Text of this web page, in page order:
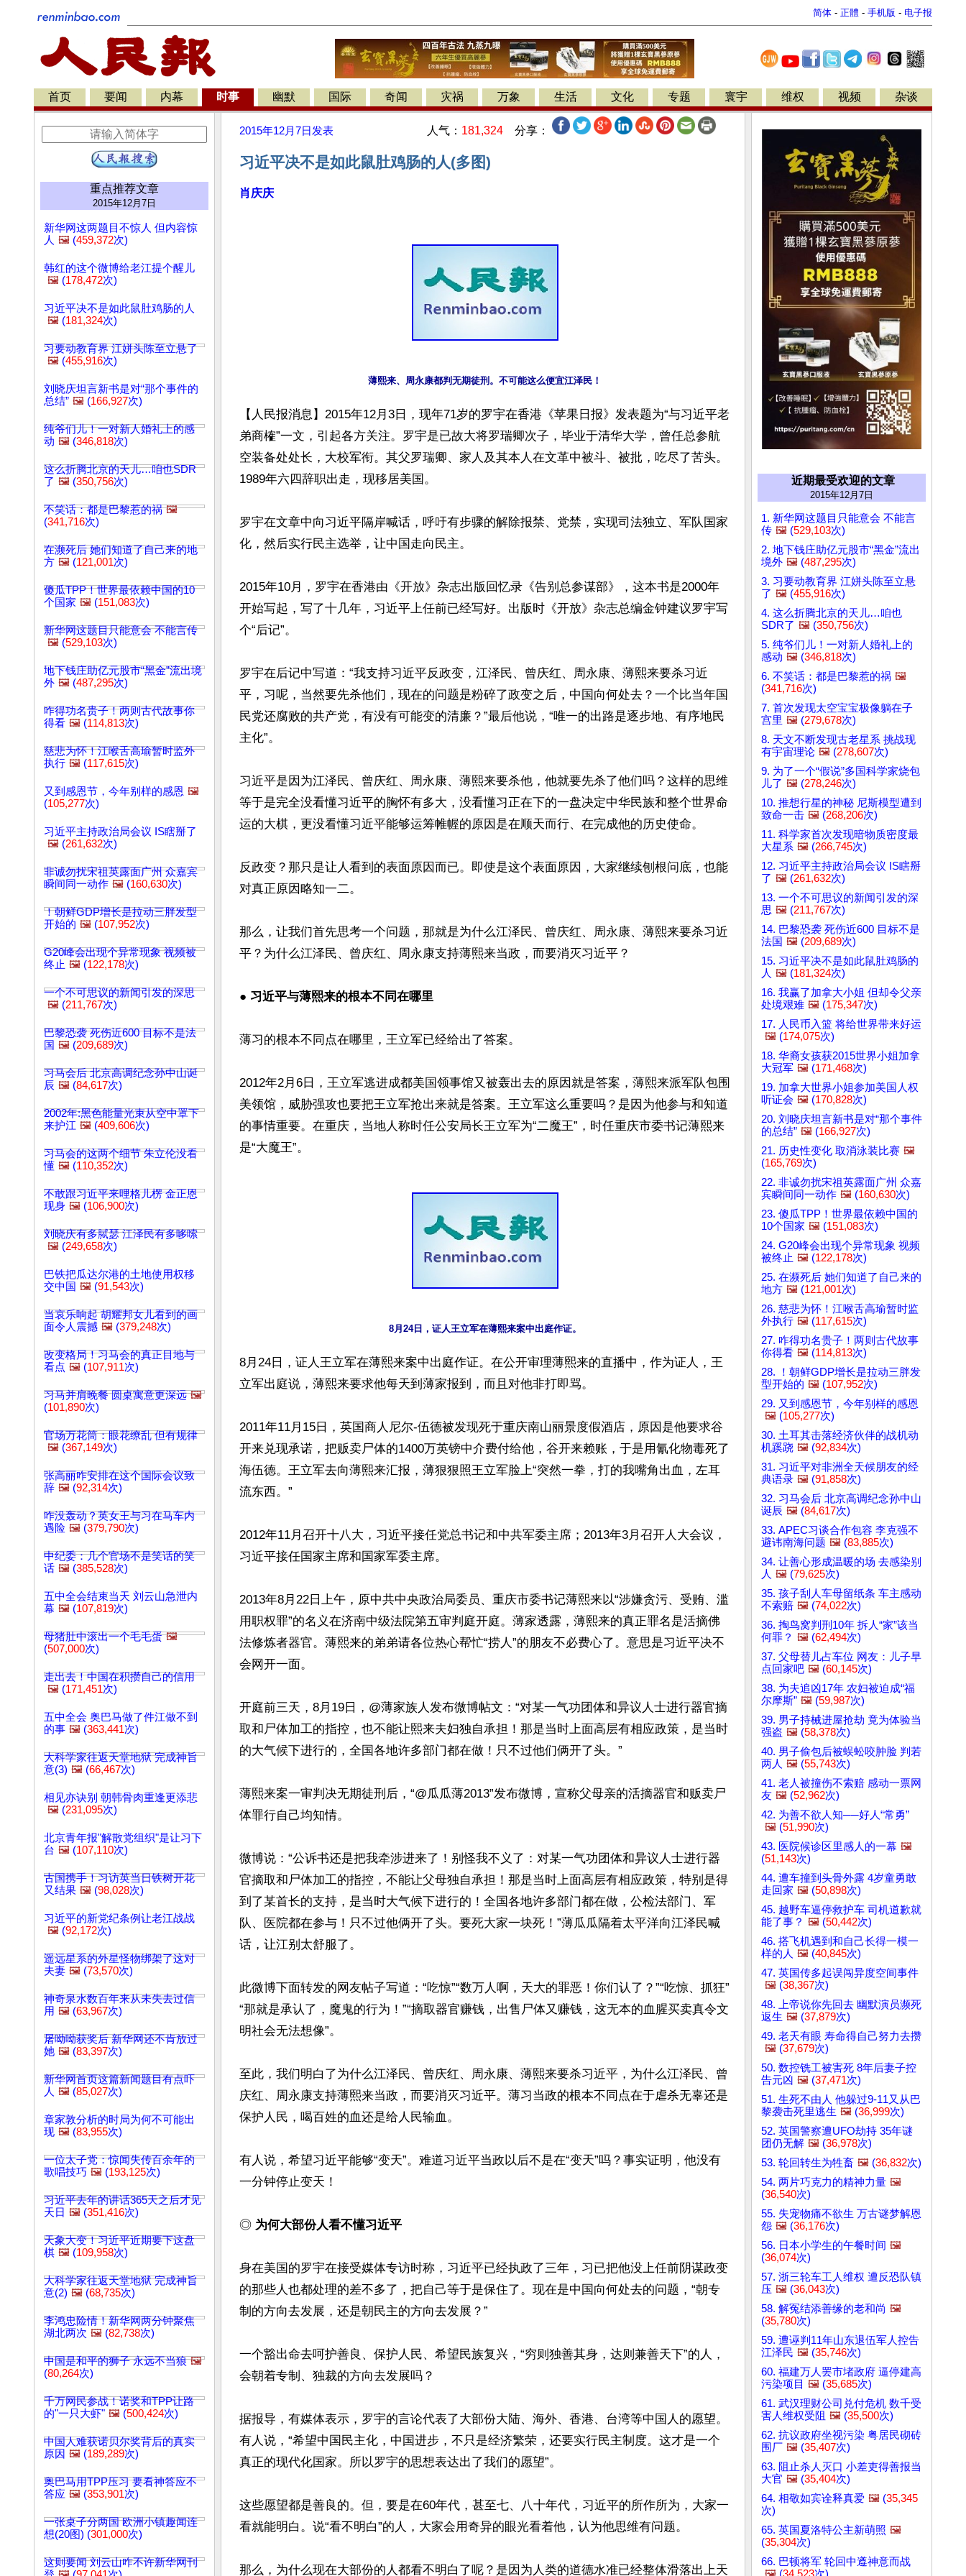
简体 - 正體 - 手机版 - 电子报
首页 要闻 内幕 时事 幽默 国际 奇闻 灾祸 万象 生活 文化 专题 寰宇 维权 视频 杂谈
重点推荐文章
2015年12月7日
新华网这两题目不惊人 但内容惊
人 🖼️ (459,372次)
韩红的这个微博给老江提个醒儿
🖼️ (178,472次)
习近平决不是如此鼠肚鸡肠的人
🖼️ (181,324次)
习要动教育界 江姘头陈至立悬了
🖼️ (455,916次)
刘晓庆坦言新书是对“那个事件的
总结” 🖼️ (166,927次)
纯爷们儿！一对新人婚礼上的感
动 🖼️ (346,818次)
这么折腾北京的天儿…咱也SDR
了 🖼️ (350,756次)
不笑话：都是巴黎惹的祸 🖼️
(341,716次)
在濒死后 她们知道了自己来的地
方 🖼️ (121,001次)
傻瓜TPP！世界最依赖中国的10
个国家 🖼️ (151,083次)
新华网这题目只能意会 不能言传
🖼️ (529,103次)
地下钱庄助亿元股市“黑金”流出境
外 🖼️ (487,295次)
咋得功名贵子！两则古代故事你
得看 🖼️ (114,813次)
慈悲为怀！江喉舌高瑜暂时监外
执行 🖼️ (117,615次)
又到感恩节，今年别样的感恩 🖼️
(105,277次)
习近平主持政治局会议 IS瞎掰了
🖼️ (261,632次)
非诚勿扰宋祖英露面广州 众嘉宾
瞬间同一动作 🖼️ (160,630次)
！朝鲜GDP增长是拉动三胖发型
开始的 🖼️ (107,952次)
G20峰会出现个异常现象 视频被
终止 🖼️ (122,178次)
一个不可思议的新闻引发的深思
🖼️ (211,767次)
巴黎恐袭 死伤近600 目标不是法
国 🖼️ (209,689次)
习马会后 北京高调纪念孙中山诞
辰 🖼️ (84,617次)
2002年:黑色能量光束从空中罩下
来护江 🖼️ (409,606次)
习马会的这两个细节 朱立伦没看
懂 🖼️ (110,352次)
不敢跟习近平来哩格儿楞 金正恩
现身 🖼️ (106,900次)
刘晓庆有多脦瑟 江泽民有多哆嗦
🖼️ (249,658次)
巴铁把瓜达尔港的土地使用权移
交中国 🖼️ (91,543次)
当哀乐响起 胡耀邦女儿看到的画
面令人震撼 🖼️ (379,248次)
改变格局！习马会的真正目地与
看点 🖼️ (107,911次)
习马并肩晚餐 圆桌寓意更深远 🖼️
(101,890次)
官场万花筒：眼花缭乱 但有规律
🖼️ (367,149次)
张高丽咋安排在这个国际会议致
辞 🖼️ (92,314次)
咋没轰动？英女王与习在马车内
遇险 🖼️ (379,790次)
中纪委：几个官场不是笑话的笑
话 🖼️ (385,528次)
五中全会结束当天 刘云山急泄内
幕 🖼️ (107,819次)
母猪肚中滚出一个毛毛蛋 🖼️
(507,000次)
走出去！中国在积攒自己的信用
🖼️ (171,451次)
五中全会 奥巴马做了件江做不到
的事 🖼️ (363,441次)
大科学家往返天堂地狱 完成神旨
意(3) 🖼️ (66,467次)
相见亦诀别 朝韩骨肉重逢更添悲
🖼️ (231,095次)
北京青年报"解散党组织"是让习下
台 🖼️ (107,110次)
古国携手！习访英当日铁树开花
又结果 🖼️ (98,028次)
习近平的新党纪条例让老江战战
🖼️ (92,172次)
遥远星系的外星怪物绑架了这对
夫妻 🖼️ (73,570次)
神奇泉水数百年来从未失去过信
用 🖼️ (63,967次)
屠呦呦获奖后 新华网还不肯放过
她 🖼️ (83,397次)
新华网首页这篇新闻题目有点吓
人 🖼️ (85,027次)
章家敦分析的时局为何不可能出
现 🖼️ (83,955次)
一位太子党：惊闻失传百余年的
歌唱技巧 🖼️ (193,125次)
习近平去年的讲话365天之后才见
天日 🖼️ (351,416次)
天象大变！习近平近期要下这盘
棋 🖼️ (109,958次)
大科学家往返天堂地狱 完成神旨
意(2) 🖼️ (68,735次)
李鸿忠险情！新华网两分钟聚焦
湖北两次 🖼️ (82,738次)
中国是和平的狮子 永远不当狼 🖼️
(80,264次)
千万网民参战！诺奖和TPP让路
的"一只大虾" 🖼️ (500,424次)
中国人难获诺贝尔奖背后的真实
原因 🖼️ (189,289次)
奥巴马用TPP压习 要看神答应不
答应 🖼️ (353,901次)
一张桌子分两国 欧洲小镇趣闻连
想(20图) (301,000次)
这则要闻 刘云山咋不许新华网刊
2015年12月7日 发表 人气： 181,324 分享：
习近平决不是如此鼠肚鸡肠的人(多图)
肖庆庆
薄熙来、周永康都判无期徒刑。不可能这么便宜江泽民！
【人民报消息】2015年12月3日，现年71岁的罗宇在香港《苹果日报》发表题为“与习近平老
弟商榷”一文，引起各方关注。罗宇是已故大将罗瑞卿次子，毕业于清华大学，曾任总参航
空装备处处长，大校军衔。其父罗瑞卿、家人及其本人在文革中被斗、被批，吃尽了苦头。
1989年六四辞职出走，现移居美国。
罗宇在文章中向习近平隔岸喊话，呼吁有步骤的解除报禁、党禁，实现司法独立、军队国家
化，然后实行民主选举，让中国走向民主。
2015年10月，罗宇在香港由《开放》杂志出版回忆录《告别总参谋部》，这本书是2000年
开始写起，写了十几年，习近平上任前已经写好。出版时《开放》杂志总编金钟建议罗宇写
个“后记”。
罗宇在后记中写道：“我支持习近平反政变，江泽民、曾庆红、周永康、薄熙来要杀习近
平，习呢，当然要先杀他们，现在的问题是粉碎了政变之后，中国向何处去？一个比当年国
民党还腐败的共产党，有没有可能变的清廉？”最后他说，“唯一的出路是逐步地、有序地民
主化”。
习近平是因为江泽民、曾庆红、周永康、薄熙来要杀他，他就要先杀了他们吗？这样的思维
等于是完全没看懂习近平的胸怀有多大，没看懂习正在下的一盘决定中华民族和整个世界命
运的大棋，更没看懂习近平能够运筹帷幄的原因是在顺天而行、在完成他的历史使命。
反政变？那只是让人看到的表面原因而已。即使是这个表面原因，大家继续刨根问底，也能
对真正原因略知一二。
那么，让我们首先思考一个问题，那就是为什么江泽民、曾庆红、周永康、薄熙来要杀习近
平？为什么江泽民、曾庆红、周永康支持薄熙来当政，而要消灭习近平？
● 习近平与薄熙来的根本不同在哪里
薄习的根本不同点在哪里，王立军已经给出了答案。
2012年2月6日，王立军逃进成都美国领事馆又被轰出去的原因就是答案，薄熙来派军队包围
美领馆，威胁强攻也要把王立军抢出来就是答案。王立军这么重要吗？是因为他参与和知道
的事情重要。在重庆，当地人称时任公安局长王立军为“二魔王”，时任重庆市委书记薄熙来
8月24日，证人王立军在薄熙来案中出庭作证。
8月24日，证人王立军在薄熙来案中出庭作证。在公开审理薄熙来的直播中，作为证人，王
立军出庭说，薄熙来要求他每天到薄家报到，而且对他非打即骂。
2011年11月15日，英国商人尼尔-伍德被发现死于重庆南山丽景度假酒店，原因是他要求谷
开来兑现承诺，把贩卖尸体的1400万英镑中介费付给他，谷开来赖账，于是用氰化物毒死了
海伍德。王立军去向薄熙来汇报，薄狠狠照王立军脸上“突然一拳，打的我嘴角出血，左耳
流东西。”
2012年11月召开十八大，习近平接任党总书记和中共军委主席；2013年3月召开人大会议，
习近平接任国家主席和国家军委主席。
2013年8月22日上午，原中共中央政治局委员、重庆市委书记薄熙来以“涉嫌贪污、受贿、滥
用职权罪”的名义在济南中级法院第五审判庭开庭。薄家透露，薄熙来的真正罪名是活摘佛
法修炼者器官。薄熙来的弟弟请各位热心帮忙“捞人”的朋友不必费心了。意思是习近平决不
会网开一面。
开庭前三天，8月19日，@薄家族人发布微博帖文：“对某一气功团体和异议人士进行器官摘
取和尸体加工的指控，也不能让熙来夫妇独自承担！那是当时上面高层有相应政策，是当时
的大气候下进行的，全国各地许多部门都在做！只不过他们俩开了头。”
薄熙来案一审判决无期徒刑后，“@瓜瓜薄2013”发布微博，宣称父母亲的活摘器官和贩卖尸
体罪行自己均知情。
微博说：“公诉书还是把我牵涉进来了！别怪我不义了：对某一气功团体和异议人士进行器
官摘取和尸体加工的指控，不能让父母独自承担！那是当时上面高层有相应政策，特别是得
到了某首长的支持，是当时大气候下进行的！全国各地许多部门都在做，公检法部门、军
队、医院都在参与！只不过他俩开了头。要死大家一块死！”薄瓜瓜隔着太平洋向江泽民喊
话，让江别太舒服了。
此微博下面转发的网友帖子写道：“吃惊”“数万人啊，天大的罪恶！你们认了？”“吃惊、抓狂”
“那就是承认了，魔鬼的行为！”“摘取器官赚钱，出售尸体又赚钱，这无本的血腥买卖真令文
明社会无法想像”。
至此，我们明白了为什么江泽民、曾庆红、周永康、薄熙来要杀习近平，为什么江泽民、曾
庆红、周永康支持薄熙来当政，而要消灭习近平。薄习当政的根本不同点在于虐杀无辜还是
保护人民，喝百姓的血还是给人民输血。
有人说，希望习近平能够“变天”。难道习近平当政以后不是在“变天”吗？事实证明，他没有
一分钟停止变天！
◎ 为何大部份人看不懂习近平
身在美国的罗宇在接受媒体专访时称，习近平已经执政了三年，习已把他没上任前阴谋政变
的那些人也都处理的差不多了，把自己等于是保住了。现在是中国向何处去的问题，“朝专
制的方向去发展，还是朝民主的方向去发展？”
一个豁出命去呵护善良、保护人民、希望民族复兴，“穷则独善其身，达则兼善天下”的人，
会朝着专制、独裁的方向去发展吗？
据报导，有媒体表示，罗宇的言论代表了大部份大陆、海外、香港、台湾等中国人的愿望。
有人说，“希望中国民主化，中国进步，不只是经济繁荣，还要实行民主制度。这才是一个
真正的现代化国家。所以罗宇的思想表达出了我们的愿望”。
这些愿望都是善良的。但，要是在60年代，甚至七、八十年代，习近平的所作所为，大家一
看就能明白。说“看不明白”的人，大家会用奇异的眼光看着他，认为他思维有问题。
那么，为什么现在大部份的人都看不明白了呢？是因为人类的道德水准已经整体滑落出上天
近期最受欢迎的文章
2015年12月7日
1. 新华网这题目只能意会 不能言
传 🖼️ (529,103次)
2. 地下钱庄助亿元股市“黑金”流出
境外 🖼️ (487,295次)
3. 习要动教育界 江姘头陈至立悬
了 🖼️ (455,916次)
4. 这么折腾北京的天儿…咱也
SDR了 🖼️ (350,756次)
5. 纯爷们儿！一对新人婚礼上的
感动 🖼️ (346,818次)
6. 不笑话：都是巴黎惹的祸 🖼️
(341,716次)
7. 首次发现太空宝宝极像躺在子
宫里 🖼️ (279,678次)
8. 天文不断发现古老星系 挑战现
有宇宙理论 🖼️ (278,607次)
9. 为了一个“假说”多国科学家烧包
儿了 🖼️ (278,246次)
10. 推想行星的神秘 尼斯模型遭到
致命一击 🖼️ (268,206次)
11. 科学家首次发现暗物质密度最
大星系 🖼️ (266,745次)
12. 习近平主持政治局会议 IS瞎掰
了 🖼️ (261,632次)
13. 一个不可思议的新闻引发的深
思 🖼️ (211,767次)
14. 巴黎恐袭 死伤近600 目标不是
法国 🖼️ (209,689次)
15. 习近平决不是如此鼠肚鸡肠的
人 🖼️ (181,324次)
16. 我赢了加拿大小姐 但却令父亲
处境艰难 🖼️ (175,347次)
17. 人民币入篮 将给世界带来好运
🖼️ (174,075次)
18. 华裔女孩获2015世界小姐加拿
大冠军 🖼️ (171,468次)
19. 加拿大世界小姐参加美国人权
听证会 🖼️ (170,828次)
20. 刘晓庆坦言新书是对“那个事件
的总结” 🖼️ (166,927次)
21. 历史性变化 取消泳装比赛 🖼️
(165,769次)
22. 非诚勿扰宋祖英露面广州 众嘉
宾瞬间同一动作 🖼️ (160,630次)
23. 傻瓜TPP！世界最依赖中国的
10个国家 🖼️ (151,083次)
24. G20峰会出现个异常现象 视频
被终止 🖼️ (122,178次)
25. 在濒死后 她们知道了自己来的
地方 🖼️ (121,001次)
26. 慈悲为怀！江喉舌高瑜暂时监
外执行 🖼️ (117,615次)
27. 咋得功名贵子！两则古代故事
你得看 🖼️ (114,813次)
28. ！朝鲜GDP增长是拉动三胖发
型开始的 🖼️ (107,952次)
29. 又到感恩节，今年别样的感恩
🖼️ (105,277次)
30. 土耳其击落经济伙伴的战机动
机蹊跷 🖼️ (92,834次)
31. 习近平对非洲全天候朋友的经
典语录 🖼️ (91,858次)
32. 习马会后 北京高调纪念孙中山
诞辰 🖼️ (84,617次)
33. APEC习谈合作包容 李克强不
避讳南海问题 🖼️ (83,885次)
34. 让善心形成温暖的场 去感染别
人 🖼️ (79,625次)
35. 孩子刮人车母留纸条 车主感动
不索赔 🖼️ (74,022次)
36. 掏鸟窝判刑10年 拆人“家”该当
何罪？ 🖼️ (62,494次)
37. 父母替儿占车位 网友：儿子早
点回家吧 🖼️ (60,145次)
38. 为夫追凶17年 农妇被迫成“福
尔摩斯” 🖼️ (59,987次)
39. 男子持械进屋抢劫 竟为体验当
强盗 🖼️ (58,378次)
40. 男子偷包后被蜈蚣咬肿脸 判若
两人 🖼️ (55,743次)
41. 老人被撞伤不索赔 感动一票网
友 🖼️ (52,962次)
42. 为善不欲人知──好人“常勇”
🖼️ (51,990次)
43. 医院候诊区里感人的一幕 🖼️
(51,143次)
44. 遭车撞到头骨外露 4岁童勇敢
走回家 🖼️ (50,898次)
45. 越野车逼停救护车 司机道歉就
能了事？ 🖼️ (50,442次)
46. 搭飞机遇到和自己长得一模一
样的人 🖼️ (40,845次)
47. 英国传多起误闯异度空间事件
🖼️ (38,367次)
48. 上帝说你先回去 幽默演员濒死
返生 🖼️ (37,879次)
49. 老天有眼 寿命得自己努力去攒
🖼️ (37,679次)
50. 数控铣工被害死 8年后妻子控
告元凶 🖼️ (37,471次)
51. 生死不由人 他躲过9-11又从巴
黎袭击死里逃生 🖼️ (36,999次)
52. 英国警察遭UFO劫持 35年谜
团仍无解 🖼️ (36,978次)
53. 轮回转生为牲畜 🖼️ (36,832次)
54. 两片巧克力的精神力量 🖼️
(36,540次)
55. 失宠物痛不欲生 万古谜梦解恩
怨 🖼️ (36,176次)
56. 日本小学生的午餐时间 🖼️
(36,074次)
57. 浙三轮车工人维权 遭反恐队镇
压 🖼️ (36,043次)
58. 解冤结添善缘的老和尚 🖼️
(35,780次)
59. 遭诬判11年山东退伍军人控告
江泽民 🖼️ (35,746次)
60. 福建万人罢市堵政府 逼停建高
污染项目 🖼️ (35,685次)
61. 武汉理财公司兑付危机 数千受
害人维权受阻 🖼️ (35,500次)
62. 抗议政府坐视污染 粤居民砌砖
围厂 🖼️ (35,407次)
63. 阻止杀人灭口 小差吏得善报当
大官 🖼️ (35,404次)
64. 相敬如宾诠释真爱 🖼️ (35,345
次)
65. 英国夏洛特公主新萌照 🖼️
(35,304次)
66. 巴顿将军 轮回中遵神意而战
🖼️ (34,523次)